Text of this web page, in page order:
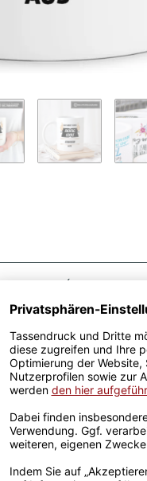
richtig
Berufe - So sieht
egal zu
Keramik wurden mit